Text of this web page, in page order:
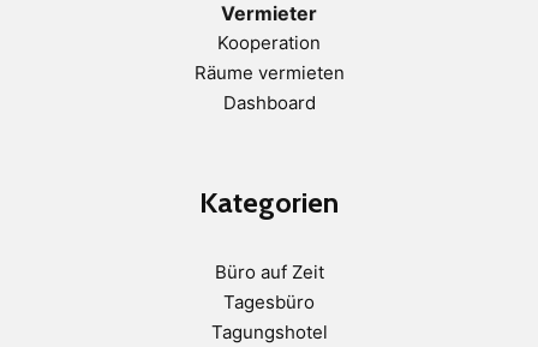
Vermieter
Kooperation
Räume vermieten
Dashboard
Kategorien
Büro auf Zeit
Tagesbüro
Tagungshotel